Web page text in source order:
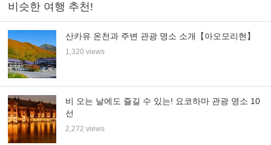
비슷한 여행 추천!
산카유 온천과 주변 관광 명소 소개【아오모리현】
1,320 views
비 오는 날에도 즐길 수 있는! 요코하마 관광 명소 10
선
2,272 views